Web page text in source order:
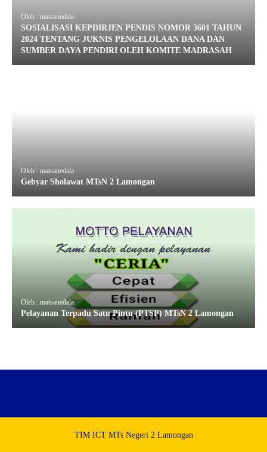
Oleh : matsanedala
SOSIALISASI KEPDIRJEN PENDIS NOMOR 3601 TAHUN
2024 TENTANG JUKNIS PENGELOLAAN DANA DAN
SUMBER DAYA PENDIRI OLEH KOMITE MADRASAH
Oleh : matsanedala
Gebyar Sholawat MTsN 2 Lamongan
Oleh : matsanedala
Pelayanan Terpadu Satu Pintu (PTSP) MTsN 2 Lamongan
TIM ICT MTs Negeri 2 Lamongan